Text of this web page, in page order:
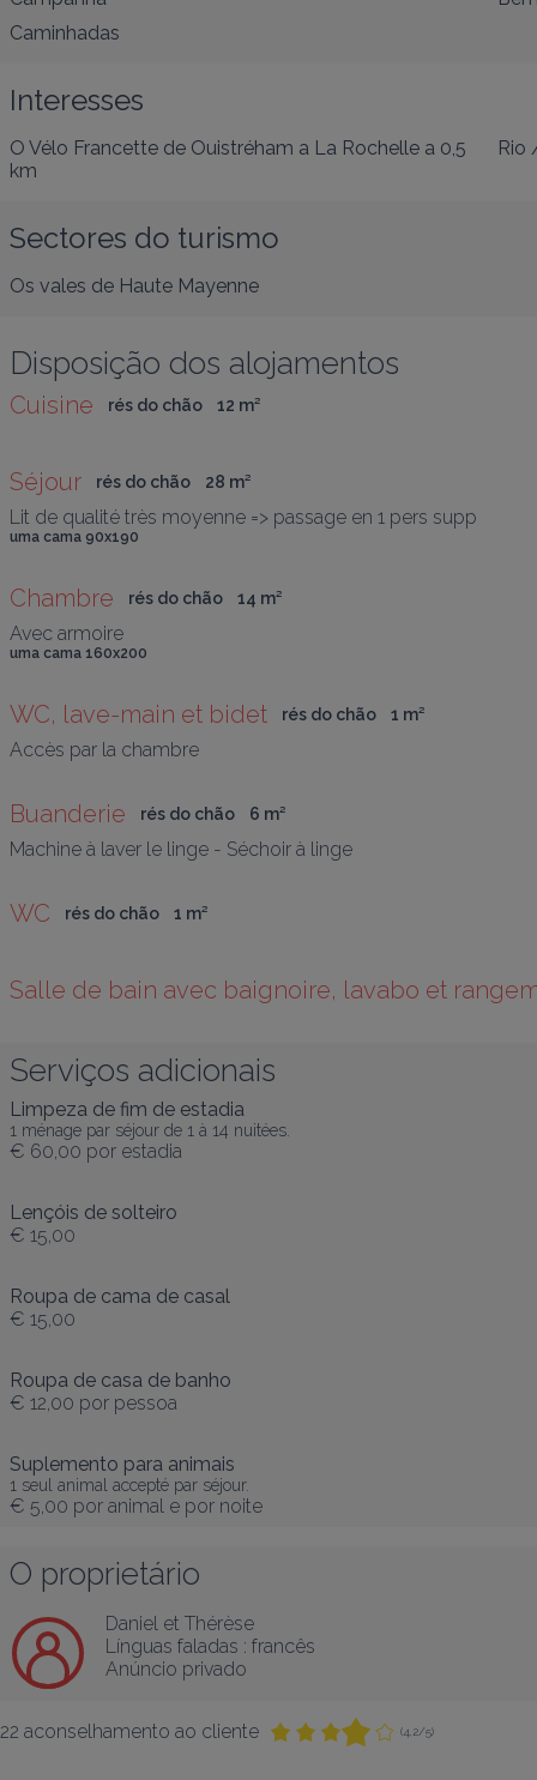
Caminhadas
Interesses
O Vélo Francette de Ouistréham a La Rochelle a 0,5
km
Rio
Sectores do turismo
Os vales de Haute Mayenne
Disposição dos alojamentos
Cuisine rés do chão 12 m²
Séjour rés do chão 28 m²
Lit de qualité très moyenne => passage en 1 pers supp
uma cama 90x190
Chambre rés do chão 14 m²
Avec armoire
uma cama 160x200
WC, lave-main et bidet rés do chão 1 m²
Accès par la chambre
Buanderie rés do chão 6 m²
Machine à laver le linge - Séchoir à linge
WC rés do chão 1 m²
Salle de bain avec baignoire, lavabo et
Serviços adicionais
Limpeza de fim de estadia
1 ménage par séjour de 1 à 14 nuitées.
€ 60,00 por estadia
Lençóis de solteiro
€ 15,00
Roupa de cama de casal
€ 15,00
Roupa de casa de banho
€ 12,00 por pessoa
Suplemento para animais
1 seul animal accepté par séjour.
€ 5,00 por animal e por noite
O proprietário
Daniel et Thérèse
Línguas faladas : francês
Anúncio privado
22 aconselhamento ao cliente (4,2/5)